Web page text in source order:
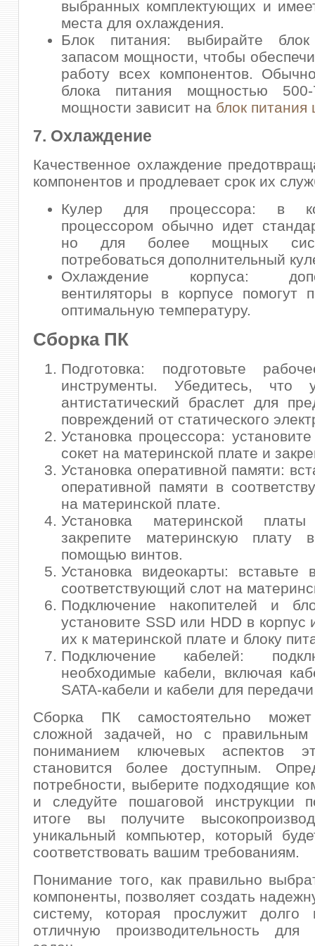
выбранных комплектующих и
места для охлаждения.
Блок питания: выбирайте
запасом мощности, чтобы
работу всех компонентов.
блока питания мощностью
мощности зависит на блок питания
7. Охлаждение
Качественное охлаждение
компонентов и продлевает срок их
Кулер для процессора: в
процессором обычно идет
но для более мощных
потребоваться дополнительный
Охлаждение корпуса:
вентиляторы в корпусе помогут
оптимальную температуру.
Сборка ПК
Подготовка: подготовьте
инструменты. Убедитесь,
антистатический браслет для
повреждений от статического
Установка процессора:
сокет на материнской плате и
Установка оперативной памяти:
оперативной памяти в
на материнской плате.
Установка материнской
закрепите материнскую плату
помощью винтов.
Установка видеокарты: вставьте
соответствующий слот на
Подключение накопителей и
установите SSD или HDD в корпус
их к материнской плате и блоку
Подключение кабелей:
необходимые кабели, включая
SATA-кабели и кабели для
Сборка ПК самостоятельно может
сложной задачей, но с
пониманием ключевых аспектов
становится более доступным.
потребности, выберите подходящие
и следуйте пошаговой инструкции
итоге вы получите
уникальный компьютер, который
соответствовать вашим требованиям.
Понимание того, как правильно
компоненты, позволяет создать
систему, которая прослужит долго
отличную производительность